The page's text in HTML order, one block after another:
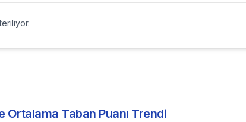
Ortalama Taban Puanı Trendi